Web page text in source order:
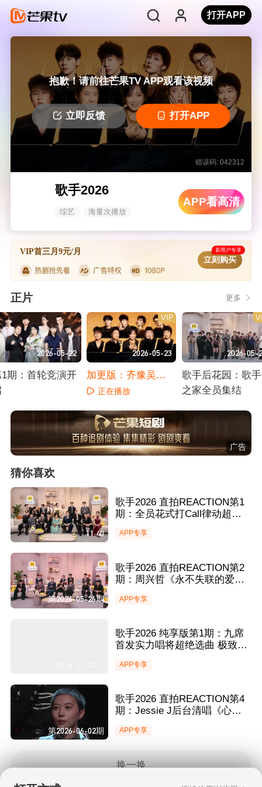
打开APP
抱歉！请前往芒果TV APP观看该视频
立即反馈 打开APP
错误码: 042312
歌手2026
综艺 海量次播放
APP看高清
VIP首三月9元/月 新用户专享
立刻购买
正片 更多
2026-05-22
期：首轮竞演开
2026-05-23
VIP
加更版：齐豫吴青
峰约定再合作
正在播放
2026-05-
歌手后花园：歌手
之家全员集结
广告
猜你喜欢
11:40
歌手2026 直拍REACTION第1
期：全员花式打Call律动超嗨
有氛围
APP专享
第2026-05-26期
歌手2026 直拍REACTION第2
期：周兴哲《永不失联的爱》
斯纳吉wink镜头齐豫魏如萱开
APP专享
第2026-05-23期
歌手2026 纯享版第1期：九席
首发实力唱将超绝选曲 极致视
APP专享
第2026-06-02期
歌手2026 直拍REACTION第4
期：Jessie J后台清唱《心愿
式碎碎念打气法反差超萌
APP专享
换一换